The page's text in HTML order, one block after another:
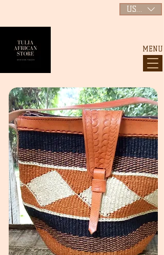
MENU
USD ($)